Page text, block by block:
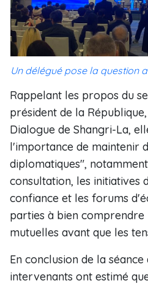
Un délégué pose la question
Rappelant les propos du
président de la
Dialogue de Shangri-La,
l'importance de maintenir
diplomatiques",
consultation, les initiatives
confiance et les forums
parties à bien comprendre
mutuelles avant que les
En conclusion de la séance
intervenants ont estimé